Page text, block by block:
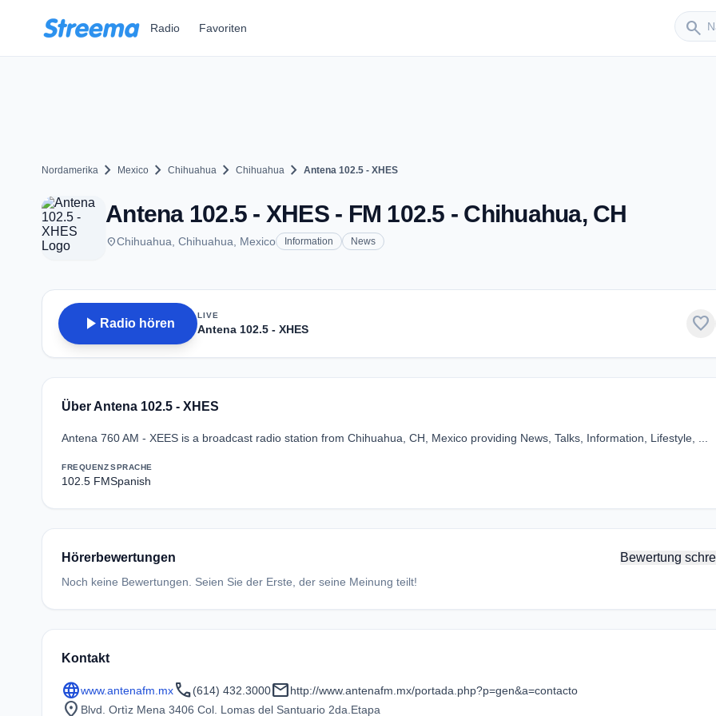
Radio Favoriten search
Nordamerika chevron_right Mexico chevron_right Chihuahua chevron_right Chihuahua chevron_right Antena 102.5 - XHES
Antena 102.5 - XHES - FM 102.5 - Chihuahua, CH
placeChihuahua, Chihuahua, Mexico Information News
play_arrow Radio hören
LIVE
Antena 102.5 - XHES favorite
Über Antena 102.5 - XHES
Antena 760 AM - XEES is a broadcast radio station from Chihuahua, CH, Mexico providing News, Talks, Information, Lifestyle, ...
FREQUENZ
102.5 FM
SPRACHE
Spanish
Hörerbewertungen Bewertung
Noch keine Bewertungen. Seien Sie der Erste, der seine Meinung teilt!
Kontakt
languagewww.antenafm.mxcall(614) 432.3000mailhttp://www.antenafm.mx/portada.php?p=gen&a=contacto
location_on Blvd. Ortìz Mena 3406 Col. Lomas del Santuario 2da.Etapa